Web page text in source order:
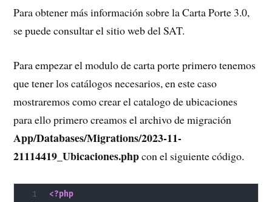
Para obtener más información sobre la Carta Porte 3.0,
se puede consultar el sitio web del SAT.
Para empezar el modulo de carta porte primero tenemos
que tener los catálogos necesarios, en este caso
mostraremos como crear el catalogo de ubicaciones
para ello primero creamos el archivo de migración
App/Databases/Migrations/2023-11-
21114419_Ubicaciones.phpcon el siguiente código.
<?php